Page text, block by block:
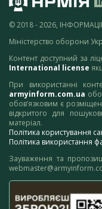
© 2018 - 2026,
Міністерство оборони
Контент доступний за
International license
При використанні
armyinform.com.ua
обов’язковим є
відкритого для
матеріал.
Політика користування
Політика використання
Зауваження та